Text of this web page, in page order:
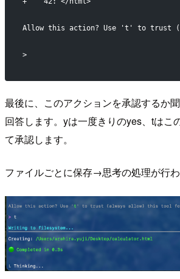
Allow this action? Use 't' to trust
>
最後に、このアクションを承認するか
回答します。yは一度きりのyes、tはこ
て承認します。
ファイルごとに保存→思考の処理が行わ